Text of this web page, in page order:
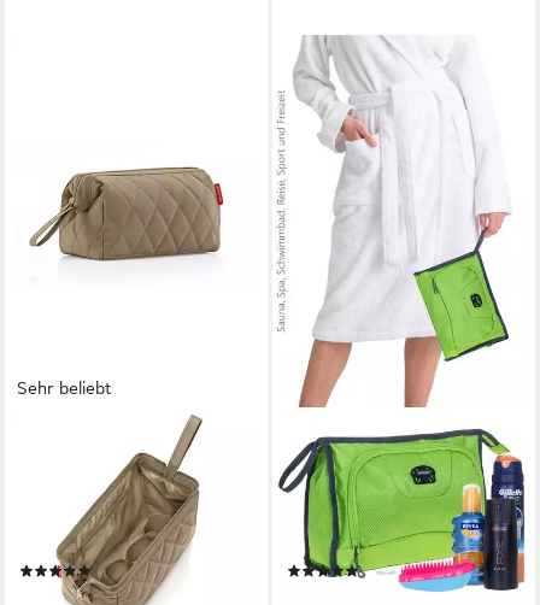
Sehr beliebt
Kulturbeutel travelcosmetic
(1-tlg), großes Hauptfach,
Schlaufen Innenwand, 1
Reißverschluss-Innentasche
(38)
ab 22,78 € UVP25,95 €
ELEPHANT
Kulturbeutel Kulturtasche
Trainer groß Kosmetiktasche,
Washbag Reise Gepäck
Beautycase Tasche
(20)